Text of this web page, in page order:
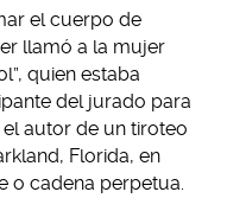
el cuerpo de
llamó a la mujer
quien estaba
del jurado para
autor de un tiroteo
Florida, en
o cadena perpetua.